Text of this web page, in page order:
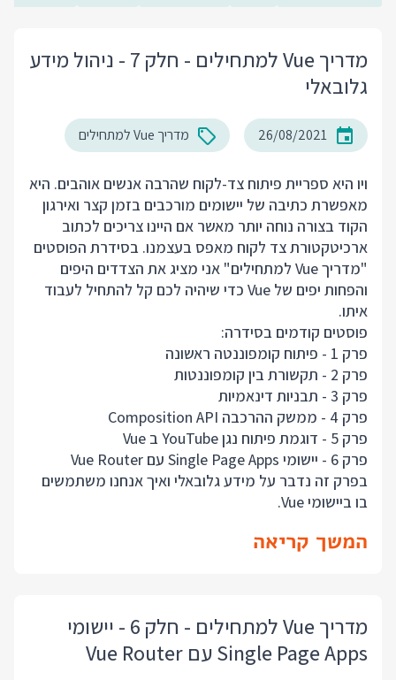
מדריך Vue למתחילים - חלק 7 - ניהול מידע
גלובאלי
26/08/2021 מדריך Vue למתחילים
ויו היא ספריית פיתוח צד-לקוח שהרבה אנשים אוהבים. היא
מאפשרת כתיבה של יישומים מורכבים בזמן קצר ואירגון
הקוד בצורה נוחה יותר מאשר אם היינו צריכים לכתוב
ארכיטקטורת צד לקוח מאפס בעצמנו. בסידרת הפוסטים
"מדריך Vue למתחילים" אני מציג את הצדדים היפים
והפחות יפים של Vue כדי שיהיה לכם קל להתחיל לעבוד
איתו.
פוסטים קודמים בסידרה:
פרק 1 - פיתוח קומפוננטה ראשונה
פרק 2 - תקשורת בין קומפוננטות
פרק 3 - תבניות דינאמיות
פרק 4 - ממשק ההרכבה Composition API
פרק 5 - דוגמת פיתוח נגן YouTube ב Vue
פרק 6 - יישומי Single Page Apps עם Vue Router
בפרק זה נדבר על מידע גלובאלי ואיך אנחנו משתמשים
בו ביישומי Vue.
המשך קריאה
מדריך Vue למתחילים - חלק 6 - יישומי
Single Page Apps עם Vue Router